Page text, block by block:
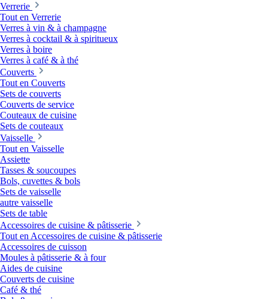
Verrerie
Tout en Verrerie
Verres à vin & à champagne
Verres à cocktail & à spiritueux
Verres à boire
Verres à café & à thé
Couverts
Tout en Couverts
Sets de couverts
Couverts de service
Couteaux de cuisine
Sets de couteaux
Vaisselle
Tout en Vaisselle
Assiette
Tasses & soucoupes
Bols, cuvettes & bols
Sets de vaisselle
autre vaisselle
Sets de table
Accessoires de cuisine & pâtisserie
Tout en Accessoires de cuisine & pâtisserie
Accessoires de cuisson
Moules à pâtisserie & à four
Aides de cuisine
Couverts de cuisine
Café & thé